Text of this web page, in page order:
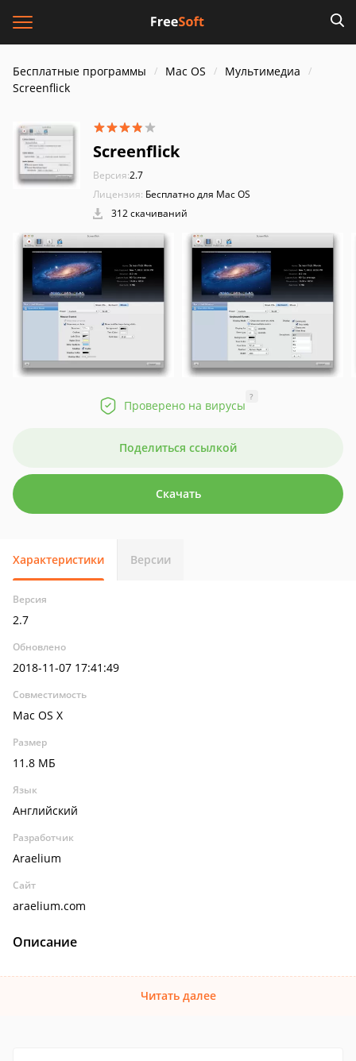
Бесплатные программы Mac OS
Мультимедиа
Screenflick
Screenflick
Версия:2.7
Лицензия: Бесплатно для Mac OS
312 скачиваний
Проверено на вирусы
?
Поделиться ссылкой
Скачать
Характеристики Версии
Версия
2.7
Обновлено
2018-11-07 17:41:49
Совместимость
Mac OS X
Размер
11.8 МБ
Язык
Английский
Разработчик
Araelium
Сайт
araelium.com
Описание
Читать далее